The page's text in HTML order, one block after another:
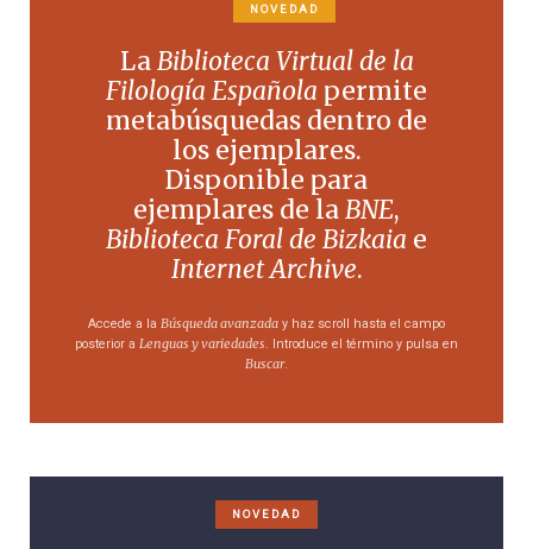
NOVEDAD
LaBiblioteca Virtual de la
Filología Española permite
metabúsquedas dentro de
los ejemplares.
Disponible para
ejemplares de laBNE,
Biblioteca Foral de Bizkaia e
Internet Archive.
Accede a la Búsqueda avanzada y haz scroll hasta el campo
posterior a Lenguas y variedades. Introduce el término y pulsa en
Buscar.
NOVEDAD